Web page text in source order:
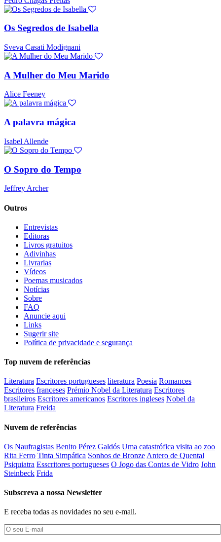
Os Segredos de Isabella
Sveva Casati Modignani
A Mulher do Meu Marido
Alice Feeney
A palavra mágica
Isabel Allende
O Sopro do Tempo
Jeffrey Archer
Outros
Entrevistas
Editoras
Livros gratuitos
Adivinhas
Livrarias
Vídeos
Poemas musicados
Notícias
Sobre
FAQ
Anuncie aqui
Links
Sugerir site
Política de privacidade e segurança
Top nuvem de referências
Literatura Escritores portugueses literatura Poesia Romances
Escritores franceses Prémio Nobel da Literatura Escritores
brasileiros Escritores americanos Escritores ingleses Nobel da
Literatura Freida
Nuvem de referências
Os Naufragistas Benito Pérez Galdós Uma catastrófica visita ao zoo
Rita Ferro Tinta Simpática Sonhos de Bronze Antero de Quental
Psiquiatra Esscritores portugueses O Jogo das Contas de Vidro John
Steinbeck Frida
Subscreva a nossa Newsletter
E receba todas as novidades no seu e-mail.